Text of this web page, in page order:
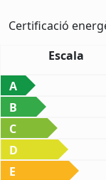
Certificació
Escala
A
B
C
D
E